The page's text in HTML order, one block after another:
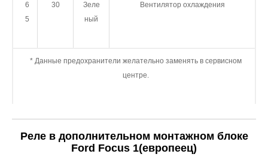
6
5
30
Зеле
ный
Вентилятор охлаждения
* Данные предохранители желательно заменять в сервисном
центре.
Реле в дополнительном монтажном блоке
Ford Focus 1(европеец)